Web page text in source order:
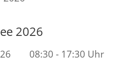
2026
08:30 - 17:30 Uhr